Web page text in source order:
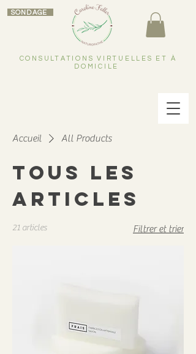
CONSULTATIONS VIRTUELLES ET À
DOMICILE
SONDAGE
Accueil All Products
Tous les
articles
21 articles Filtrer et trier